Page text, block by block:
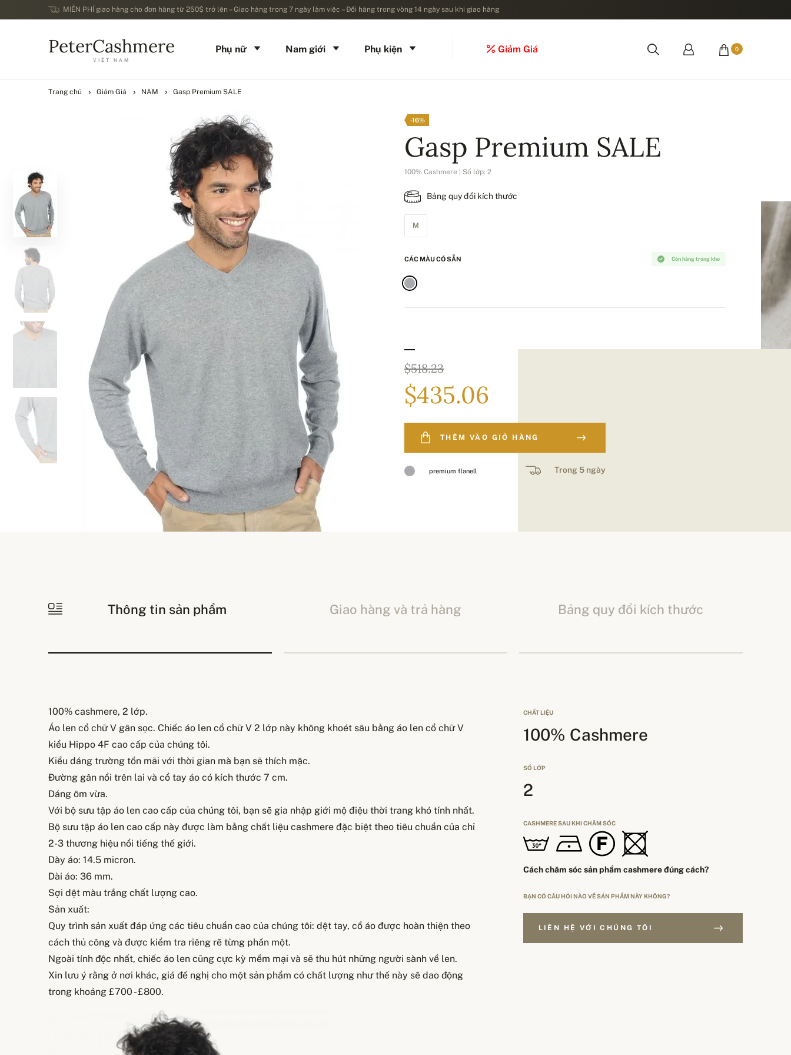
MIỄN PHÍ giao hàng cho đơn hàng từ 250$ trở lên – Giao hàng trong 7 ngày làm việc – Đổi hàng trong vòng 14 ngày sau khi giao hàng
PeterCashmere
VIỆT NAM
Phụ nữ Nam giới Phụ kiện Giảm Giá 0
Trang chủ Giảm Giá NAM Gasp Premium SALE
-16%
Gasp Premium SALE
100% Cashmere | Số lớp: 2
Bảng quy đổi kích thước
M
Còn hàng trong kho
CÁC MÀU CÓ SẴN
$518.23
$435.06
THÊM VÀO GIỎ HÀNG
premium flanell Trong 5 ngày
Thông tin sản phẩm Giao hàng và trả hàng Bảng quy đổi kích thước
100% cashmere, 2 lớp.
Áo len cổ chữ V gân sọc. Chiếc áo len cổ chữ V 2 lớp này không khoét sâu bằng áo len cổ chữ V
kiểu Hippo 4F cao cấp của chúng tôi.
Kiểu dáng trường tồn mãi với thời gian mà bạn sẽ thích mặc.
Đường gân nổi trên lai và cổ tay áo có kích thước 7 cm.
Dáng ôm vừa.
Với bộ sưu tập áo len cao cấp của chúng tôi, bạn sẽ gia nhập giới mộ điệu thời trang khó tính nhất.
Bộ sưu tập áo len cao cấp này được làm bằng chất liệu cashmere đặc biệt theo tiêu chuẩn của chỉ
2-3 thương hiệu nổi tiếng thế giới.
Dày áo: 14.5 micron.
Dài áo: 36 mm.
Sợi dệt màu trắng chất lượng cao.
Sản xuất:
Quy trình sản xuất đáp ứng các tiêu chuẩn cao của chúng tôi: dệt tay, cổ áo được hoàn thiện theo
cách thủ công và được kiểm tra riêng rẽ từng phần một.
Ngoài tính độc nhất, chiếc áo len cũng cực kỳ mềm mại và sẽ thu hút những người sành về len.
Xin lưu ý rằng ở nơi khác, giá đề nghị cho một sản phẩm có chất lượng như thế này sẽ dao động
trong khoảng £700 - £800.
CHẤT LIỆU
100% Cashmere
SỐ LỚP
2
CASHMERE SAU KHI CHĂM SÓC
Cách chăm sóc sản phẩm cashmere đúng cách?
BẠN CÓ CÂU HỎI NÀO VỀ SẢN PHẨM NÀY KHÔNG?
LIÊN HỆ VỚI CHÚNG TÔI